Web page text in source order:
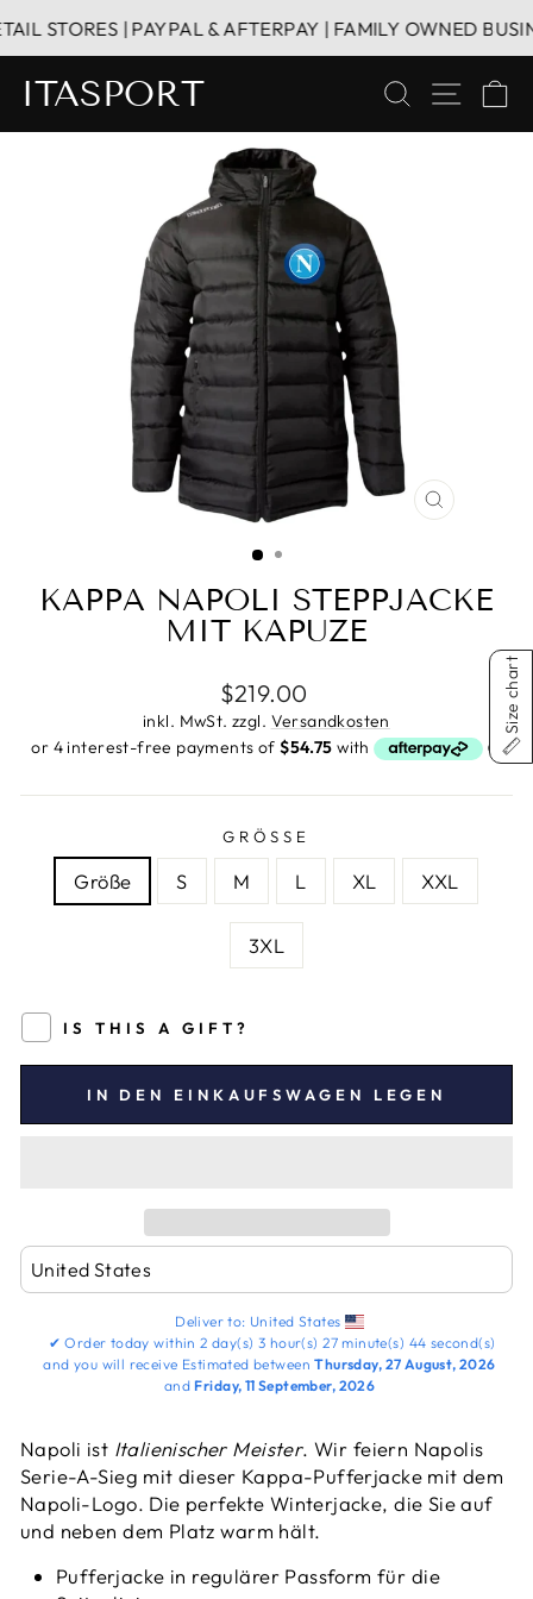
zum
| PAYPAL & AFTERPAY | FAMILY OWNED
ITASPORT SUCHE
KAPPA NAPOLI STEPPJACKE
MIT KAPUZE
Normaler
Preis
$219.00
inkl. MwSt. zzgl. Versandkosten
GRÖSSE
Größe S M L XL XXL
3XL
IS THIS A GIFT?
IN DEN EINKAUFSWAGEN LEGEN
Deliver to: United States
✔Order today within2 day(s) 3 hour(s) 27 minute(s) 43 second(s)
and you will receive Estimated betweenThursday, 27 August, 2026
andFriday, 11 September, 2026
Napoli ist Italienischer Meister. Wir feiern Napolis
Serie-A-Sieg mit dieser Kappa-Pufferjacke mit dem
Napoli-Logo. Die perfekte Winterjacke, die Sie auf
und neben dem Platz warm hält.
Pufferjacke in regulärer Passform für die
Size chart